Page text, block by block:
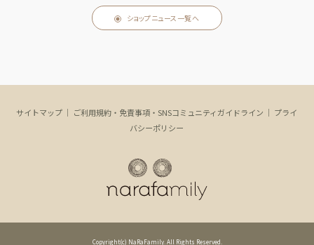
ショップニュース一覧へ
サイトマップ ｜ ご利用規約・免責事項・SNSコミュニティガイドライン ｜ プライ
バシーポリシー
Copyright(c) NaRaFamily. All Rights Reserved.